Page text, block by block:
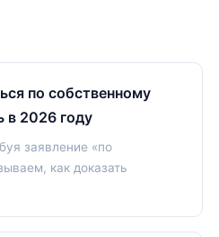
по собственному
в 2026 году
заявление «по
как доказать